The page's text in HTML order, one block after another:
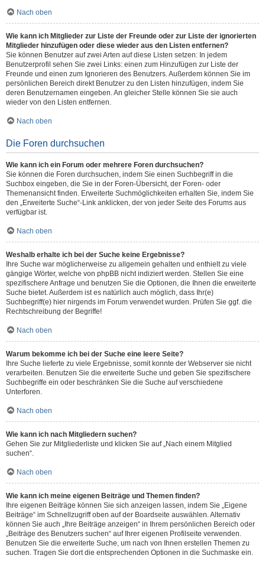
Nach oben
Wie kann ich Mitglieder zur Liste der Freunde oder zur Liste der ignorierten
Mitglieder hinzufügen oder diese wieder aus den Listen entfernen?
Sie können Benutzer auf zwei Arten auf diese Listen setzen: In jedem
Benutzerprofil sehen Sie zwei Links: einen zum Hinzufügen zur Liste der
Freunde und einen zum Ignorieren des Benutzers. Außerdem können Sie im
persönlichen Bereich direkt Benutzer zu den Listen hinzufügen, indem Sie
deren Benutzernamen eingeben. An gleicher Stelle können Sie sie auch
wieder von den Listen entfernen.
Nach oben
Die Foren durchsuchen
Wie kann ich ein Forum oder mehrere Foren durchsuchen?
Sie können die Foren durchsuchen, indem Sie einen Suchbegriff in die
Suchbox eingeben, die Sie in der Foren-Übersicht, der Foren- oder
Themenansicht finden. Erweiterte Suchmöglichkeiten erhalten Sie, indem Sie
den „Erweiterte Suche“-Link anklicken, der von jeder Seite des Forums aus
verfügbar ist.
Nach oben
Weshalb erhalte ich bei der Suche keine Ergebnisse?
Ihre Suche war möglicherweise zu allgemein gehalten und enthielt zu viele
gängige Wörter, welche von phpBB nicht indiziert werden. Stellen Sie eine
spezifischere Anfrage und benutzen Sie die Optionen, die Ihnen die erweiterte
Suche bietet. Außerdem ist es natürlich auch möglich, dass Ihr(e)
Suchbegriff(e) hier nirgends im Forum verwendet wurden. Prüfen Sie ggf. die
Rechtschreibung der Begriffe!
Nach oben
Warum bekomme ich bei der Suche eine leere Seite?
Ihre Suche lieferte zu viele Ergebnisse, somit konnte der Webserver sie nicht
verarbeiten. Benutzen Sie die erweiterte Suche und geben Sie spezifischere
Suchbegriffe ein oder beschränken Sie die Suche auf verschiedene
Unterforen.
Nach oben
Wie kann ich nach Mitgliedern suchen?
Gehen Sie zur Mitgliederliste und klicken Sie auf „Nach einem Mitglied
suchen“.
Nach oben
Wie kann ich meine eigenen Beiträge und Themen finden?
Ihre eigenen Beiträge können Sie sich anzeigen lassen, indem Sie „Eigene
Beiträge“ im Schnellzugriff oben auf der Boardseite auswählen. Alternativ
können Sie auch „Ihre Beiträge anzeigen“ in Ihrem persönlichen Bereich oder
„Beiträge des Benutzers suchen“ auf Ihrer eigenen Profilseite verwenden.
Benutzen Sie die erweiterte Suche, um nach von Ihnen erstellen Themen zu
suchen. Tragen Sie dort die entsprechenden Optionen in die Suchmaske ein.